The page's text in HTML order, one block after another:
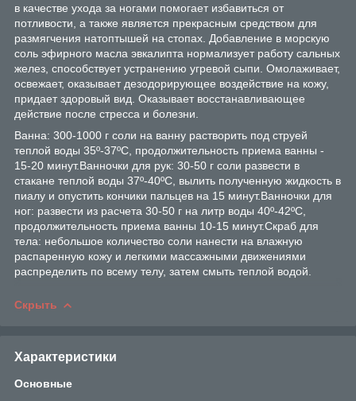
в качестве ухода за ногами помогает избавиться от
потливости, а также является прекрасным средством для
размягчения натоптышей на стопах. Добавление в морскую
соль эфирного масла эвкалипта нормализует работу сальных
желез, способствует устранению угревой сыпи. Омолаживает,
освежает, оказывает дезодорирующее воздействие на кожу,
придает здоровый вид. Оказывает восстанавливающее
действие после стресса и болезни.
Ванна: 300-1000 г соли на ванну растворить под струей
теплой воды 35º-37ºС, продолжительность приема ванны -
15-20 минут.Ванночки для рук: 30-50 г соли развести в
стакане теплой воды 37º-40ºС, вылить полученную жидкость в
пиалу и опустить кончики пальцев на 15 минут.Ванночки для
ног: развести из расчета 30-50 г на литр воды 40º-42ºС,
продолжительность приема ванны 10-15 минут.Скраб для
тела: небольшое количество соли нанести на влажную
распаренную кожу и легкими массажными движениями
распределить по всему телу, затем смыть теплой водой.
Скрыть
Характеристики
Основные